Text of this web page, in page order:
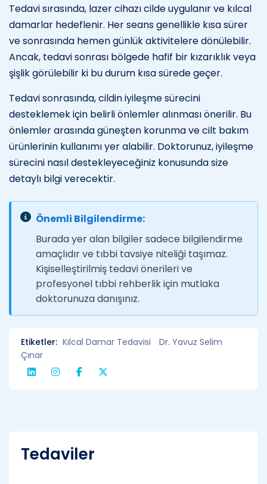
Tedavi sırasında, lazer cihazı cilde uygulanır ve kılcal
damarlar hedeflenir. Her seans genellikle kısa sürer
ve sonrasında hemen günlük aktivitelere dönülebilir.
Ancak, tedavi sonrası bölgede hafif bir kızarıklık veya
şişlik görülebilir ki bu durum kısa sürede geçer.
Tedavi sonrasında, cildin iyileşme sürecini
desteklemek için belirli önlemler alınması önerilir. Bu
önlemler arasında güneşten korunma ve cilt bakım
ürünlerinin kullanımı yer alabilir. Doktorunuz, iyileşme
sürecini nasıl destekleyeceğiniz konusunda size
detaylı bilgi verecektir.
Önemli Bilgilendirme:
Burada yer alan bilgiler sadece bilgilendirme
amaçlıdır ve tıbbi tavsiye niteliği taşımaz.
Kişiselleştirilmiş tedavi önerileri ve
profesyonel tıbbi rehberlik için mutlaka
doktorunuza danışınız.
Etiketler: Kılcal Damar Tedavisi
Dr. Yavuz Selim
Çınar
Tedaviler